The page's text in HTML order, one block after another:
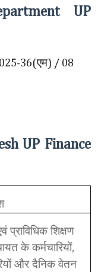
UP
36(एम) / 08
UP Finance
प्राविधिक शिक्षण
के कर्मचारियों,
और दैनिक वेतन